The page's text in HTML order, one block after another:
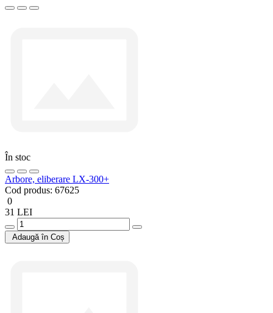
În stoc
Arbore, eliberare LX-300+
Cod produs: 67625
0
31 LEI
Adaugă în Coș